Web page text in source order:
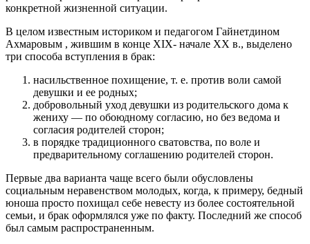
конкретной жизненной ситуации.
В целом известным историком и педагогом Гайнетдином
Ахмаровым , жившим в конце XIX- начале XX в., выделено
три способа вступления в брак:
насильственное похищение, т. е. против воли самой
девушки и ее родных;
добровольный уход девушки из родительского дома к
жениху — по обоюдному согласию, но без ведома и
согласия родителей сторон;
в порядке традиционного сватовства, по воле и
предварительному соглашению родителей сторон.
Первые два варианта чаще всего были обусловлены
социальным неравенством молодых, когда, к примеру, бедный
юноша просто похищал себе невесту из более состоятельной
семьи, и брак оформлялся уже по факту. Последний же способ
был самым распространенным.